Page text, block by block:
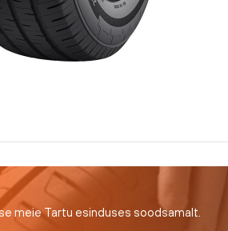
meie Tartu esinduses soodsamalt.